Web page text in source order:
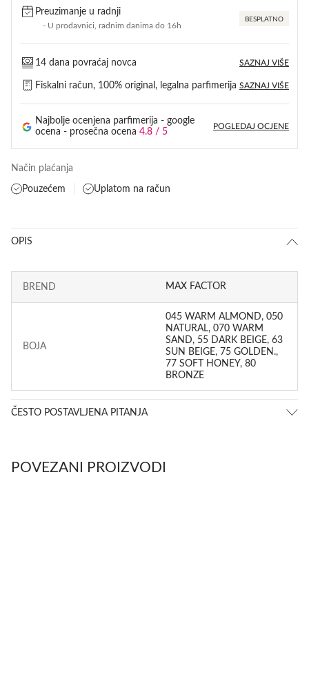
Preuzimanje u radnji
- U prodavnici, radnim danima do 16h
BESPLATNO
14 dana povraćaj novca SAZNAJ VIŠE
Fiskalni račun, 100% original, legalna parfimerija SAZNAJ VIŠE
Najbolje ocenjena parfimerija - google
ocena - prosečna ocena 4.8 / 5
POGLEDAJ OCJENE
Način plaćanja
Pouzećem Uplatom na račun
OPIS
BREND MAX FACTOR
BOJA
045 WARM ALMOND, 050
NATURAL, 070 WARM
SAND, 55 DARK BEIGE, 63
SUN BEIGE, 75 GOLDEN.,
77 SOFT HONEY, 80
BRONZE
ČESTO POSTAVLJENA PITANJA
POVEZANI PROIZVODI